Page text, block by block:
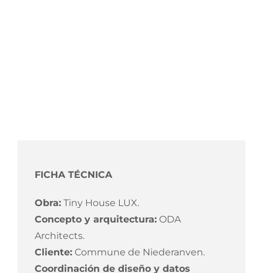
FICHA TÉCNICA
Obra:Tiny House LUX.
Concepto y arquitectura:ODA
Architects.
Cliente:Commune de Niederanven.
Coordinación de diseño y datos